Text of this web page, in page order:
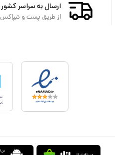
ارسال به سراسر کشور
از طریق پست و تیپاکس